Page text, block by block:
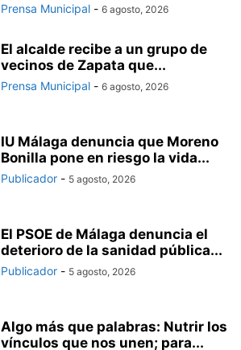
Prensa Municipal - 6 agosto, 2026
El alcalde recibe a un grupo de
vecinos de Zapata que...
Prensa Municipal - 6 agosto, 2026
IU Málaga denuncia que Moreno
Bonilla pone en riesgo la vida...
Publicador - 5 agosto, 2026
El PSOE de Málaga denuncia el
deterioro de la sanidad pública...
Publicador - 5 agosto, 2026
Algo más que palabras: Nutrir los
vínculos que nos unen; para...